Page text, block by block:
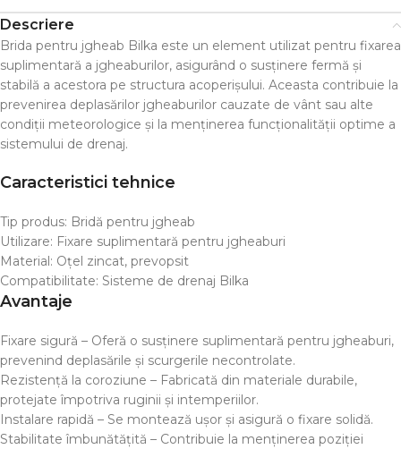
Descriere
Brida pentru jgheab Bilka este un element utilizat pentru fixarea
suplimentară a jgheaburilor, asigurând o susținere fermă și
stabilă a acestora pe structura acoperișului. Aceasta contribuie la
prevenirea deplasărilor jgheaburilor cauzate de vânt sau alte
condiții meteorologice și la menținerea funcționalității optime a
sistemului de drenaj.
Caracteristici tehnice
Tip produs: Bridă pentru jgheab
Utilizare: Fixare suplimentară pentru jgheaburi
Material: Oțel zincat, prevopsit
Compatibilitate: Sisteme de drenaj Bilka
Avantaje
Fixare sigură – Oferă o susținere suplimentară pentru jgheaburi,
prevenind deplasările și scurgerile necontrolate.
Rezistență la coroziune – Fabricată din materiale durabile,
protejate împotriva ruginii și intemperiilor.
Instalare rapidă – Se montează ușor și asigură o fixare solidă.
Stabilitate îmbunătățită – Contribuie la menținerea poziției